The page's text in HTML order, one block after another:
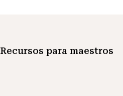
Recursos para maestros